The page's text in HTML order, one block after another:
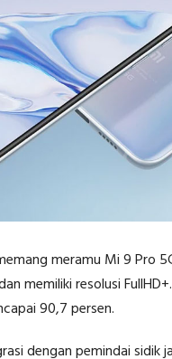
meramu Mi 9 Pro
memiliki resolusi
90,7 persen.
dengan pemindai sidik